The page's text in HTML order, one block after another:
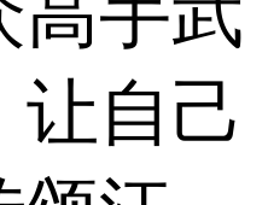
让自己